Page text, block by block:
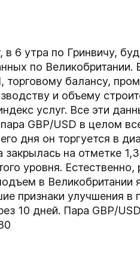
в 6 утра по Гринвичу,
по
балансу,
и объему
услуг. Все эти
GBP/USD в целом
дня он торгуется в
на отметке
уровня. Естественно,
в Великобритании
признаки улучшения в
10 дней. Пара GBP/